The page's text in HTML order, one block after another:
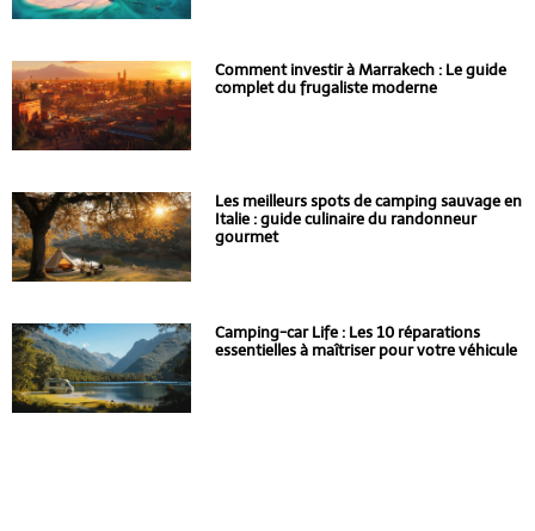
Comment investir à Marrakech : Le guide
complet du frugaliste moderne
Les meilleurs spots de camping sauvage en
Italie : guide culinaire du randonneur
gourmet
Camping-car Life : Les 10 réparations
essentielles à maîtriser pour votre véhicule